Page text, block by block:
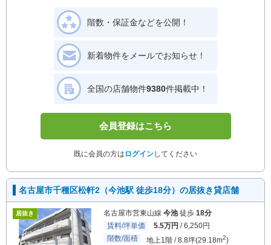
階数・保証金などを公開！
新着物件をメールでお知らせ！
全国の店舗物件9380件掲載中！
会員登録はこちら
既に会員の方は ログインしてください
名古屋市千種区松軒2（今池駅 徒歩18分）の居抜き貸店舗
居抜き 名古屋市営東山線 今池徒歩 18分
賃料/坪単価
5.5万円 / 6,250円
階数/面積
地上1階 / 8.8坪(29.18m2)